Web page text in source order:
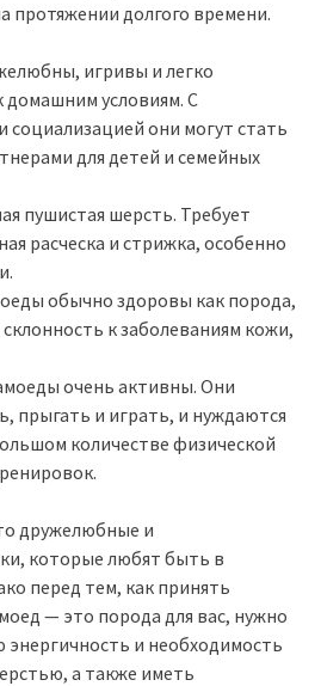
протяжении долгого времени.
игривы и легко
домашним условиям. С
социализацией они могут стать
для детей и семейных
пушистая шерсть. Требует
расческа и стрижка, особенно
обычно здоровы как порода,
к заболеваниям кожи,
очень активны. Они
прыгать и играть, и нуждаются
количестве физической
дружелюбные и
которые любят быть в
перед тем, как принять
— это порода для вас, нужно
и необходимость
а также иметь